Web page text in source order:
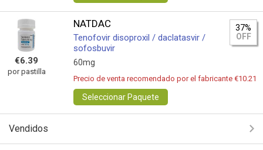
€6.39
por pastilla
NATDAC
Tenofovir disoproxil / daclatasvir /
sofosbuvir
60mg
37%
OFF
Precio de venta recomendado por el fabricante €10.21
Seleccionar Paquete
Vendidos